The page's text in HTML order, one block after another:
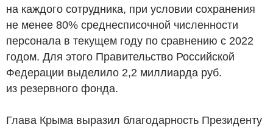
на каждого сотрудника, при условии сохранения
не менее 80% среднесписочной численности
персонала в текущем году по сравнению с 2022
годом. Для этого Правительство Российской
Федерации выделило 2,2 миллиарда руб.
из резервного фонда.
Глава Крыма выразил благодарность Президенту